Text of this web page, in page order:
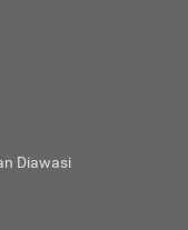
Diawasi